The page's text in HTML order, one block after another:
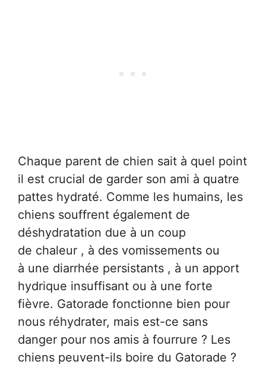
Chaque parent de chien sait à quel point
il est crucial de garder son ami à quatre
pattes hydraté. Comme les humains, les
chiens souffrent également de
déshydratation due à un coup
de chaleur , à des vomissements ou
à une diarrhée persistants , à un apport
hydrique insuffisant ou à une forte
fièvre. Gatorade fonctionne bien pour
nous réhydrater, mais est-ce sans
danger pour nos amis à fourrure ? Les
chiens peuvent-ils boire du Gatorade ?